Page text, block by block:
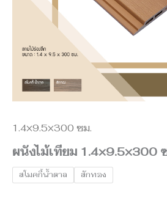
1.4×9.5×300 ซม.
ผนังไม้เทียม 1.4×9.5×300
สโมคกี้น้ำตาล สักทอง